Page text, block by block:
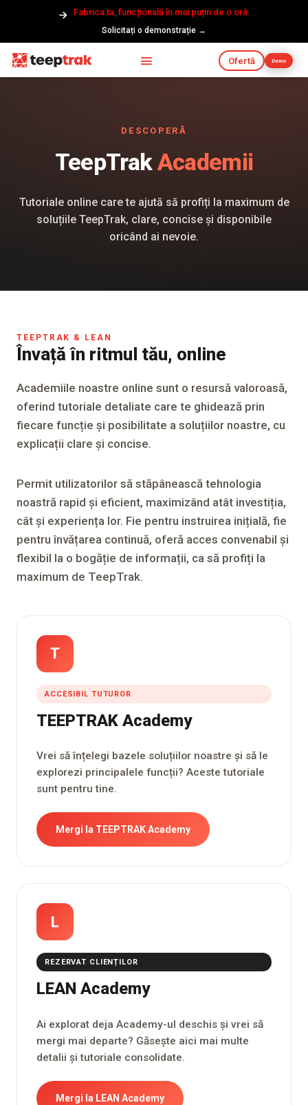
Fabrica ta, funcțională în mai puțin de o oră.
Solicitați o demonstrație →
Ofertă Demo
DESCOPERĂ
TeepTrakAcademii
Tutoriale online care te ajută să profiți la maximum de
soluțiile TeepTrak, clare, concise și disponibile
oricând ai nevoie.
TEEPTRAK & LEAN
Învață în ritmul tău, online
Academiile noastre online sunt o resursă valoroasă,
oferind tutoriale detaliate care te ghidează prin
fiecare funcție și posibilitate a soluțiilor noastre, cu
explicații clare și concise.
Permit utilizatorilor să stăpânească tehnologia
noastră rapid și eficient, maximizând atât investiția,
cât și experiența lor. Fie pentru instruirea inițială, fie
pentru învățarea continuă, oferă acces convenabil și
flexibil la o bogăție de informații, ca să profiți la
maximum de TeepTrak.
T
ACCESIBIL TUTUROR
TEEPTRAK Academy
Vrei să înțelegi bazele soluțiilor noastre și să le
explorezi principalele funcții? Aceste tutoriale
sunt pentru tine.
Mergi la TEEPTRAK Academy
L
REZERVAT CLIENȚILOR
LEAN Academy
Ai explorat deja Academy-ul deschis și vrei să
mergi mai departe? Găsește aici mai multe
detalii și tutoriale consolidate.
Mergi la LEAN Academy